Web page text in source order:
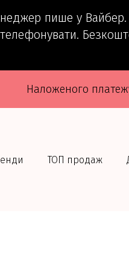
пише у
Наложеного
ТОП продаж